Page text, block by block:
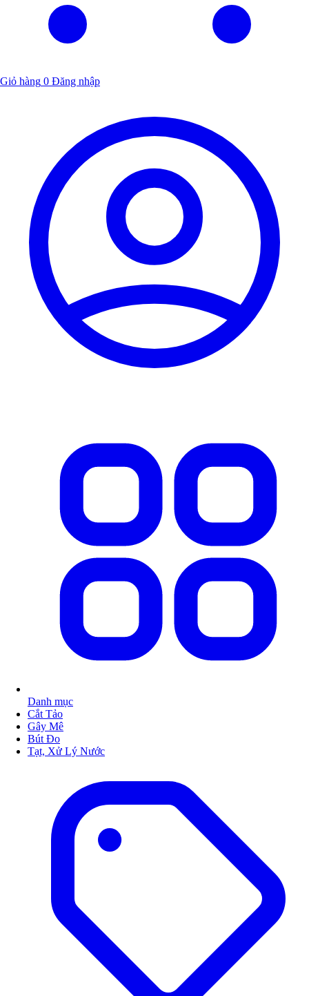
Giỏ hàng 0 Đăng nhập
Danh mục
Cắt Tảo
Gây Mê
Bút Đo
Tạt, Xử Lý Nước